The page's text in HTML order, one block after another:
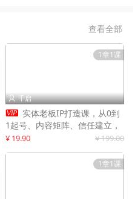
查看全部
1章1课
 千启
 实体老板IP打造课，从0到
1起号、内容矩阵、信任建立，
打造门店IP，稳定获客增收
¥ 19.90 ¥ 199.00
1章1课